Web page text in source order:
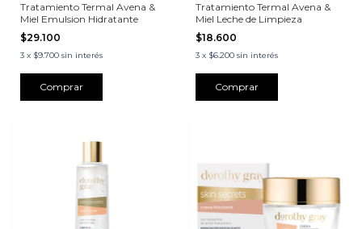
Tratamiento Termal Avena &
Miel Emulsion Hidratante
$29.100
3 x $9.700 sin interés
Tratamiento Termal Avena &
Miel Leche de Limpieza
$18.600
3 x $6.200 sin interés